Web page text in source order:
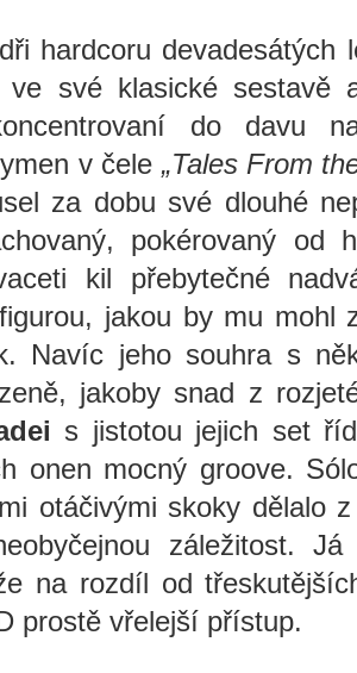
hardcoru devadesátých
ve své klasické sestavě
do davu
v čele „Tales From
za dobu své dlouhé
pokérovaný
kil přebytečné
jakou by mu mohl
Navíc jeho souhra s
jakoby snad z
s jistotou jejich set
onen mocný groove.
otáčivými skoky dělalo
záležitost.
na rozdíl od
prostě vřelejší přístup.